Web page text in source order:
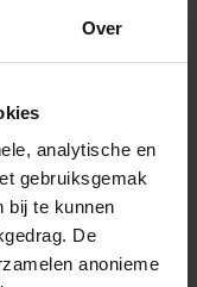
Over
analytische en
gebruiksgemak
bij te kunnen
De
anonieme